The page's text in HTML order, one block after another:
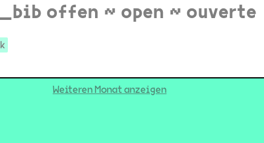
offen ~ open ~ ouverte
Weiteren Monat anzeigen